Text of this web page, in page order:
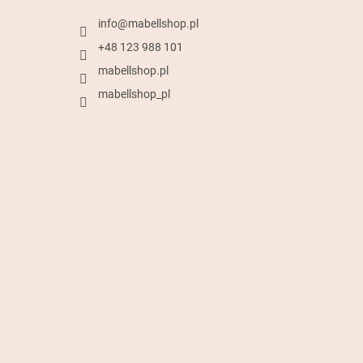
info@mabellshop.pl
+48 123 988 101
mabellshop.pl
mabellshop_pl